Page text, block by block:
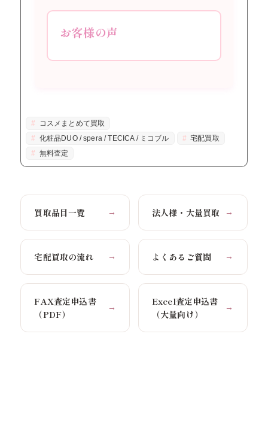
お客様の声
コスメまとめて買取
化粧品DUO / spera / TECICA / ミコブル
宅配買取
無料査定
買取品目一覧 → 法人様・大量買取 →
宅配買取の流れ → よくあるご質問 →
FAX査定申込書
（PDF）
→
Excel査定申込書
（大量向け）
→